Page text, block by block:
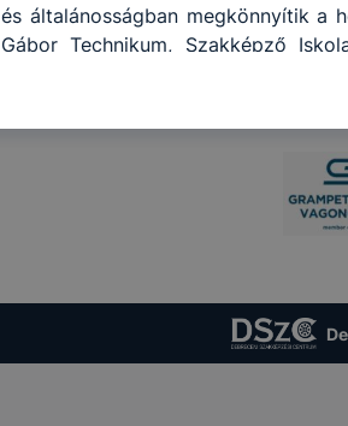
és általánosságban megkönnyítik a
Gábor Technikum, Szakképző
célokból használja: információ
a honlapot -annak felmérésével,
használja leginkább, így
felhasználói élményt, ha ismét
Hogyan ellenőrizheti és hogyan
böngésző engedélyezi a cookie-
honlapunk használhatóságának és
tétele, a cookie-k
előfordulhat, hogy felhasználóink